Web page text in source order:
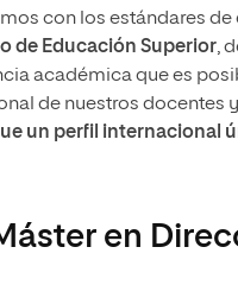
con los estándares de
de Educación Superior,
académica que es
de nuestros docentes
un perfil internacional
en